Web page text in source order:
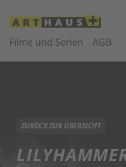
Filme und Serien AGB
ZURÜCK ZUR ÜBERSICHT